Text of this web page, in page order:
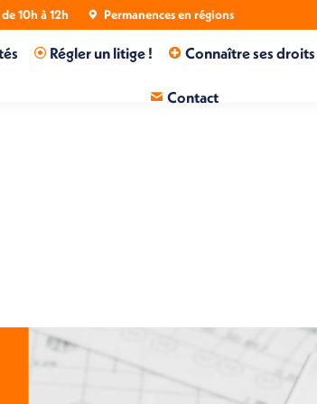
10h à 12h Permanences en régions
Régler un litige ! Connaître ses droits
Contact